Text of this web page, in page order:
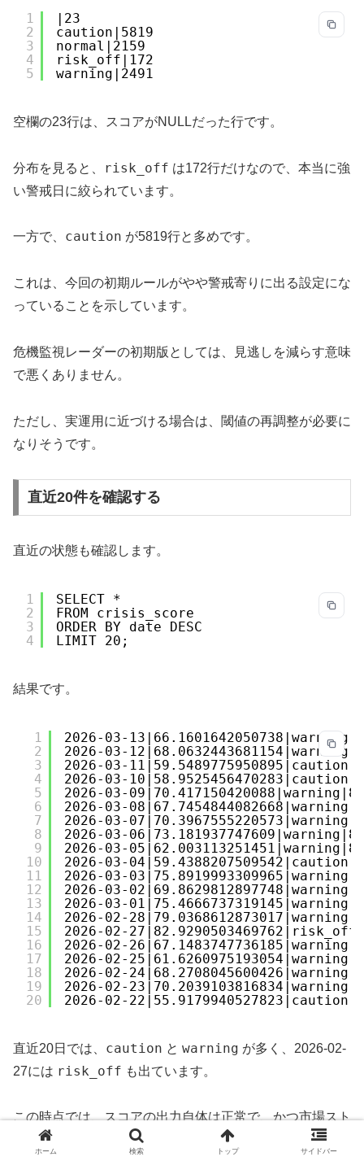
1
2
3
4
5
|23
caution|5819
normal|2159
risk_off|172
warning|2491
空欄の23行は、スコアがNULLだった行です。
分布を見ると、 risk_off は172行だけなので、本当に強
い警戒日に絞られています。
一方で、 caution が5819行と多めです。
これは、今回の初期ルールがやや警戒寄りに出る設定にな
っていることを示しています。
危機監視レーダーの初期版としては、見逃しを減らす意味
で悪くありません。
ただし、実運用に近づける場合は、閾値の再調整が必要に
なりそうです。
直近20件を確認する
直近の状態も確認します。
1
2
3
4
SELECT *
FROM crisis_score
ORDER BY date DESC
LIMIT 20;
結果です。
1
2
3
4
5
6
7
8
9
10
11
12
13
14
15
16
17
18
19
20
2026-03-
2026-03-
2026-03-
2026-03-
2026-03-
2026-03-
2026-03-
2026-03-
2026-03-
2026-03-
2026-03-
2026-03-
2026-03-
2026-02-
2026-02-
2026-02-
2026-02-
2026-02-
2026-02-
2026-02-
直近20日では、 caution と warning が多く、2026-02-
27には risk_off も出ています。
この時点では、スコアの出力自体は正常で、かつ市場スト
レスが高めに出ていることが分かります。
ホーム 検索 トップ サイドバー